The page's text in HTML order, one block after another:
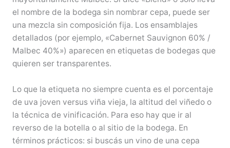
el nombre de la bodega sin nombrar cepa, puede ser
una mezcla sin composición fija. Los ensamblajes
detallados (por ejemplo, «Cabernet Sauvignon 60% /
Malbec 40%») aparecen en etiquetas de bodegas que
quieren ser transparentes.
Lo que la etiqueta no siempre cuenta es el porcentaje
de uva joven versus viña vieja, la altitud del viñedo o
la técnica de vinificación. Para eso hay que ir al
reverso de la botella o al sitio de la bodega. En
términos prácticos: si buscás un vino de una cepa